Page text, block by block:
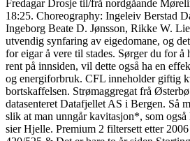
Fredagar Drosje til/frå nordgåande
18:25. Choreography: Ingeleiv Berstad
Ingeborg Beate D. Jønsson, Rikke W.
utvendig synfaring av eigedomane, og
for eigar å vere til stades. Sørger du for å
rent på innsiden, vil dette også ha en
og energiforbruk. CFL inneholder giftig
bortskaffelsen. Strømaggregat frå
datasenteret Datafjellet AS i Bergen. Så
slik at man unngår kavitasjon*, som
sier Hjelle. Premium 2 filtersett etter